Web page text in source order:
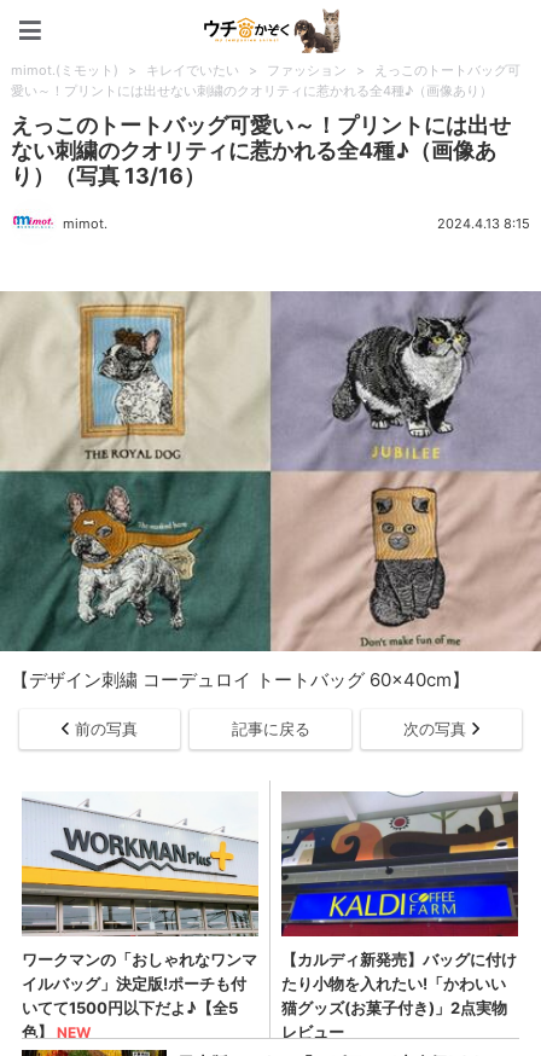
mimot.(ミモット) > キレイでいたい > ファッション >
えっこのトートバッグ可
愛い～！プリントには出せない刺繍のクオリティに惹かれる全4種♪（画像あり）
えっこのトートバッグ可愛い～！プリントには出せ
ない刺繍のクオリティに惹かれる全4種♪（画像あ
り）（写真 13/16）
mimot. 2024.4.13 8:15
【デザイン刺繍 コーデュロイ トートバッグ 60×40cm】
前の写真 記事に戻る 次の写真